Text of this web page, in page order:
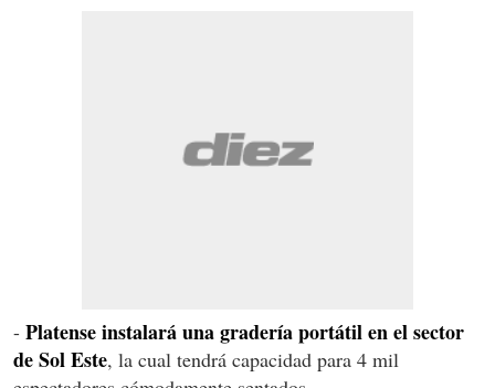
- Platense instalará una gradería portátil en el sector
de Sol Este, la cual tendrá capacidad para 4 mil